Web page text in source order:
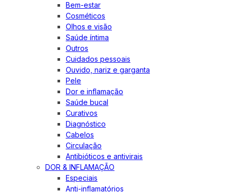
Bem-estar
Cosméticos
Olhos e visão
Saúde íntima
Outros
Cuidados pessoais
Ouvido, nariz e garganta
Pele
Dor e inflamação
Saúde bucal
Curativos
Diagnóstico
Cabelos
Circulação
Antibióticos e antivirais
DOR & INFLAMAÇÃO
Especiais
Anti-inflamatórios